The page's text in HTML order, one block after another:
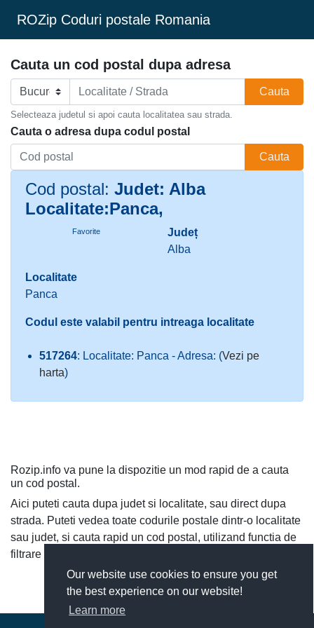
Our website use cookies to ensure you get
the best experience on our website!
Learn more
ROZip Coduri postale Romania
Cauta un cod postal dupa adresa
Cauta
Selecteaza judetul si apoi cauta localitatea sau strada.
Cauta o adresa dupa codul postal
Cauta
Cod postal: Judet: Alba
Localitate:Panca,
Favorite
Județ
Alba
Localitate
Panca
Codul este valabil pentru intreaga localitate
517264: Localitate: Panca - Adresa: (Vezi pe
harta)
Rozip.info va pune la dispozitie un mod rapid de a cauta
un cod postal.
Aici puteti cauta dupa judet si localitate, sau direct dupa
strada. Puteti vedea toate codurile postale dintr-o localitate
sau judet, si cauta rapid un cod postal, utilizand functia de
filtrare a codurilor postale.